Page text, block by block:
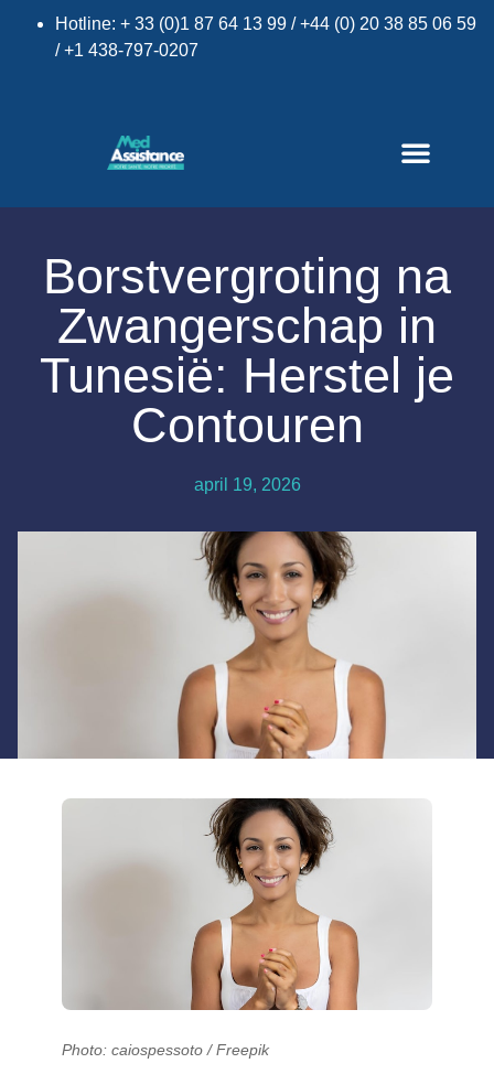
Hotline: + 33 (0)1 87 64 13 99 / +44 (0) 20 38 85 06 59
/ +1 438-797-0207
Borstvergroting na
Zwangerschap in
Tunesië: Herstel je
Contouren
april 19, 2026
Photo: caiospessoto / Freepik